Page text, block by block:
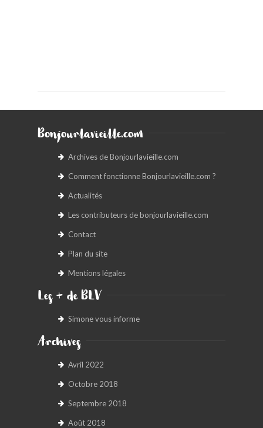
Bonjourlavieille.com
Archives de Bonjourlavieille.com
Comment fonctionne Bonjourlavieille.com ?
Actualités
Les contributeurs de bonjourlavieille.com
Contact
Plan du site
Mentions légales
Les + de BLV
Simone vous informe
Archives
Avril 2022
Octobre 2018
Septembre 2018
Août 2018